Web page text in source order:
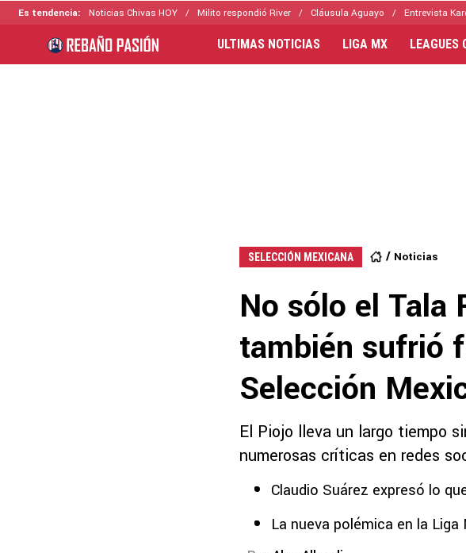
Es tendencia: Noticias Chivas HOY Milito respondió River Cláusula Aguayo Entrevista
ULTIMAS NOTICIAS LIGA MX LEAGUES
SELECCIÓN MEXICANA Noticias
No sólo el Tala
también sufrió
Selección
El Piojo lleva un largo tiempo
numerosas críticas en redes
Claudio Suárez expresó lo
La nueva polémica en la